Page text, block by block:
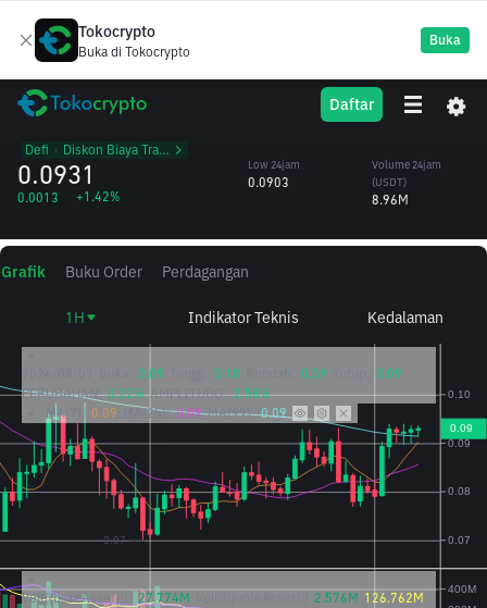
Tokocrypto
Buka di Tokocrypto
Buka
Daftar
ENA Ethena
Defi ᱾ Diskon Biaya Trading
0.0931
0.0013 +1.42%
Low 24jam
0.0903
Volume 24jam
(ENA)
Volume 24jam
(USDT)
8.96M
Grafik Buku Order Perdagangan
1H Indikator Teknis Kedalaman
0.09 0.10 0.09
0.09
PERUBAHAN: 0.22% AMPLITUDO: 2.58%
MA(7):
0.09 MA(25): 0.09 MA(99): 0.09
Vol({{baseAsset}}): 27.774M 2.576M 126.762M